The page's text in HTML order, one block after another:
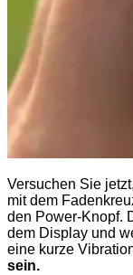
Versuchen Sie
mit dem
den Power-Knopf.
dem Display und
eine kurze
sein.